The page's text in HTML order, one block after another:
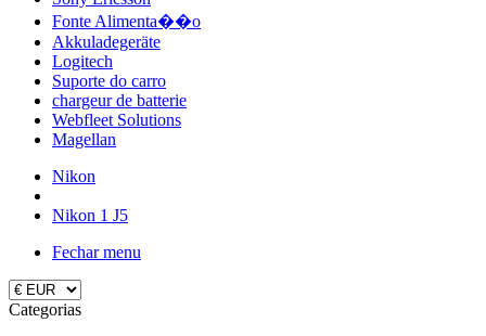
Fonte Alimenta��o
Akkuladegeräte
Logitech
Suporte do carro
chargeur de batterie
Webfleet Solutions
Magellan
Nikon
Nikon 1 J5
Fechar menu
Categorias